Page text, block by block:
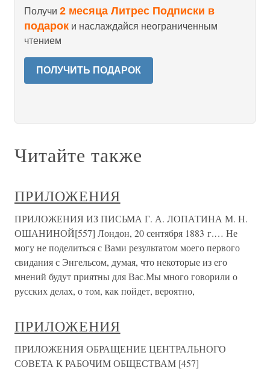
Получи 2 месяца Литрес Подписки в
подарок и наслаждайся неограниченным
чтением
ПОЛУЧИТЬ ПОДАРОК
Читайте также
ПРИЛОЖЕНИЯ
ПРИЛОЖЕНИЯ ИЗ ПИСЬМА Г. А. ЛОПАТИНА М. Н.
ОШАНИНОЙ[557] Лондон, 20 сентября 1883 г.… Не
могу не поделиться с Вами результатом моего первого
свидания с Энгельсом, думая, что некоторые из его
мнений будут приятны для Вас.Мы много говорили о
русских делах, о том, как пойдет, вероятно,
ПРИЛОЖЕНИЯ
ПРИЛОЖЕНИЯ ОБРАЩЕНИЕ ЦЕНТРАЛЬНОГО
СОВЕТА К РАБОЧИМ ОБЩЕСТВАМ [457]